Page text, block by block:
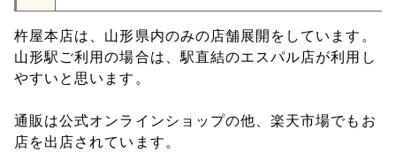
杵屋本店は、山形県内のみの店舗展開をしています。
山形駅ご利用の場合は、駅直結のエスパル店が利用し
やすいと思います。
通販は公式オンラインショップの他、楽天市場でもお
店を出店されています。